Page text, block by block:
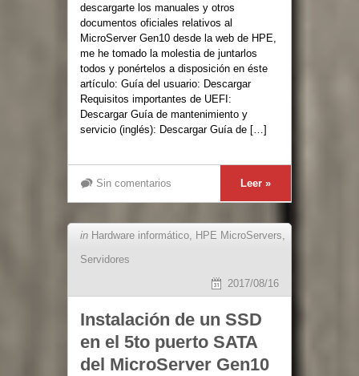
descargarte los manuales y otros
documentos oficiales relativos al
MicroServer Gen10 desde la web de HPE,
me he tomado la molestia de juntarlos
todos y ponértelos a disposición en éste
artículo: Guía del usuario: Descargar
Requisitos importantes de UEFI:
Descargar Guía de mantenimiento y
servicio (inglés): Descargar Guía de […]
Sin comentarios Leer »
in Hardware informático, HPE MicroServers,
Servidores
2017/08/16
Instalación de un SSD
en el 5to puerto SATA
del MicroServer Gen10